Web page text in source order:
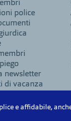
police
newsletter
di vacanza
e affidabile,